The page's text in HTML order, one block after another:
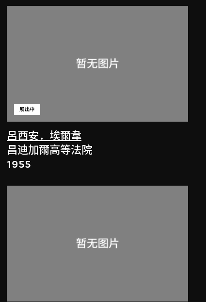
呂西安．埃爾韋
展出中
昌迪加爾高等法院
1955